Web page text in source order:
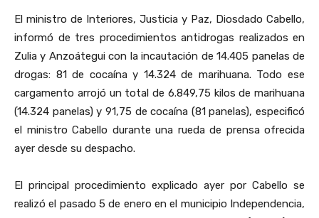
El ministro de Interiores, Justicia y Paz, Diosdado Cabello,
informó de tres procedimientos antidrogas realizados en
Zulia y Anzoátegui con la incautación de 14.405 panelas de
drogas: 81 de cocaína y 14.324 de marihuana. Todo ese
cargamento arrojó un total de 6.849,75 kilos de marihuana
(14.324 panelas) y 91,75 de cocaína (81 panelas), especificó
el ministro Cabello durante una rueda de prensa ofrecida
ayer desde su despacho.
El principal procedimiento explicado ayer por Cabello se
realizó el pasado 5 de enero en el municipio Independencia,